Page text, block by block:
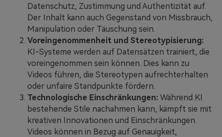
Datenschutz, Zustimmung und Authentizität auf.
Der Inhalt kann auch Gegenstand von Missbrauch,
Manipulation oder Täuschung sein.
Voreingenommenheit und Stereotypisierung:
KI-Systeme werden auf Datensätzen trainiert, die
voreingenommen sein können. Dies kann zu
Videos führen, die Stereotypen aufrechterhalten
oder unfaire Standpunkte fördern.
Technologische Einschränkungen: Während KI
bestehende Stile nachahmen kann, kämpft sie mit
kreativen Innovationen und Einschränkungen.
Videos können in Bezug auf Genauigkeit,